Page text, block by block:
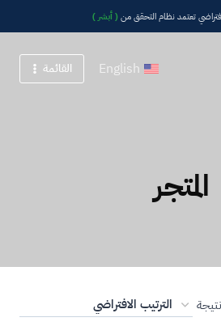
تعتمد نظام التحقق من( أبشر )
English القائمة
المتجر